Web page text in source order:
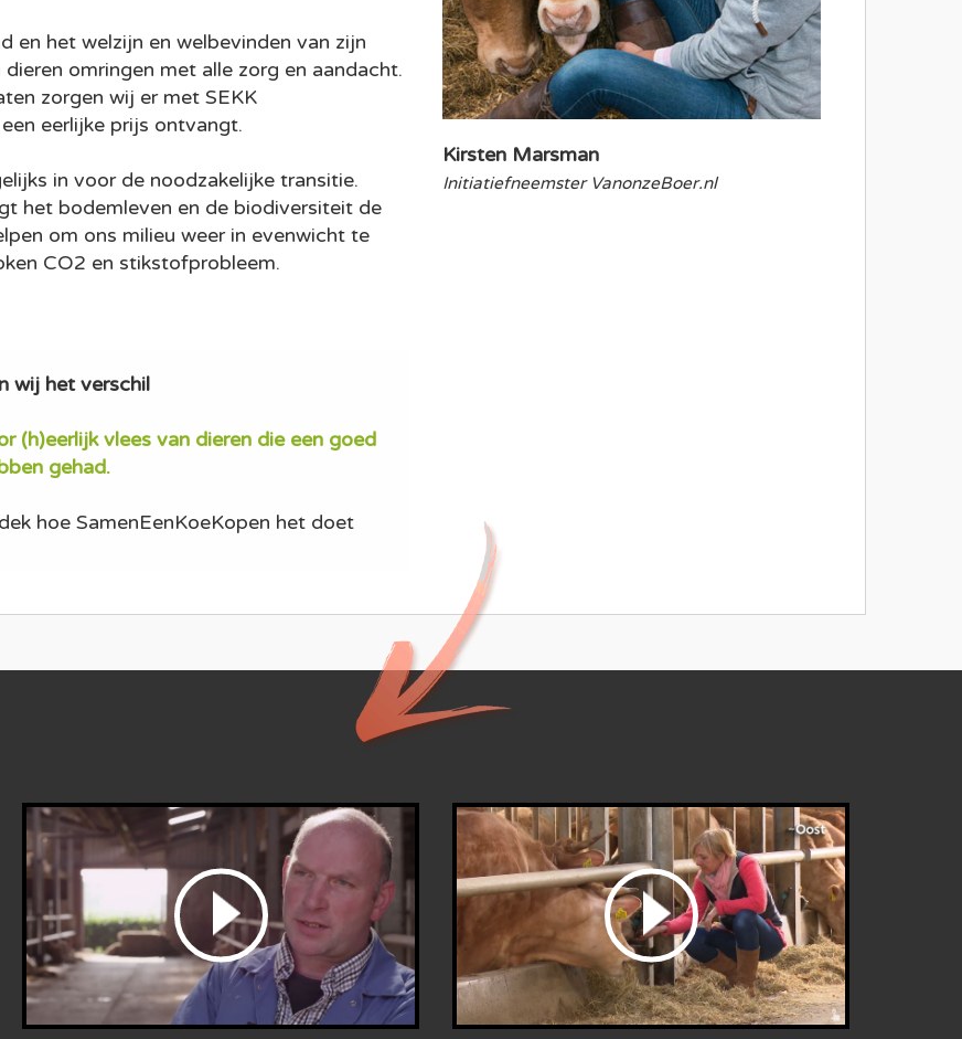
Kirsten Marsman
Initiatiefneemster VanonzeBoer.nl
en het welzijn en welbevinden van zijn
omringen met alle zorg en aandacht.
zorgen wij er met SEKK
eerlijke prijs ontvangt.
in voor de noodzakelijke transitie.
het bodemleven en de biodiversiteit de
om ons milieu weer in evenwicht te
CO2 en stikstofprobleem.
wij het verschil
(h)eerlijk vlees van dieren die een goed
gehad.
hoe SamenEenKoeKopen het doet
bekijk de video bekijk de video